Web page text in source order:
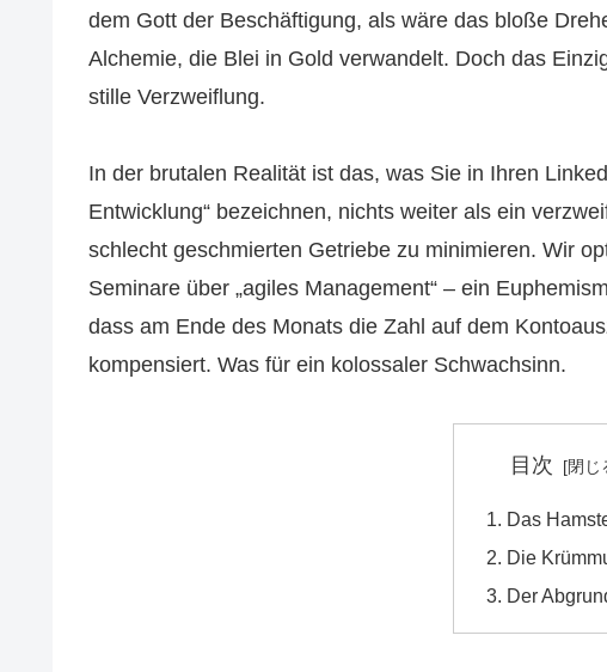
dem Gott der Beschäftigung, als wäre das bloße
Alchemie, die Blei in Gold verwandelt. Doch das
stille Verzweiflung.
In der brutalen Realität ist das, was Sie in Ihren
Entwicklung“ bezeichnen, nichts weiter als ein
schlecht geschmierten Getriebe zu minimieren. Wir
Seminare über „agiles Management“ – ein
dass am Ende des Monats die Zahl auf dem
kompensiert. Was für ein kolossaler Schwachsinn.
目次
Das
Die
Der